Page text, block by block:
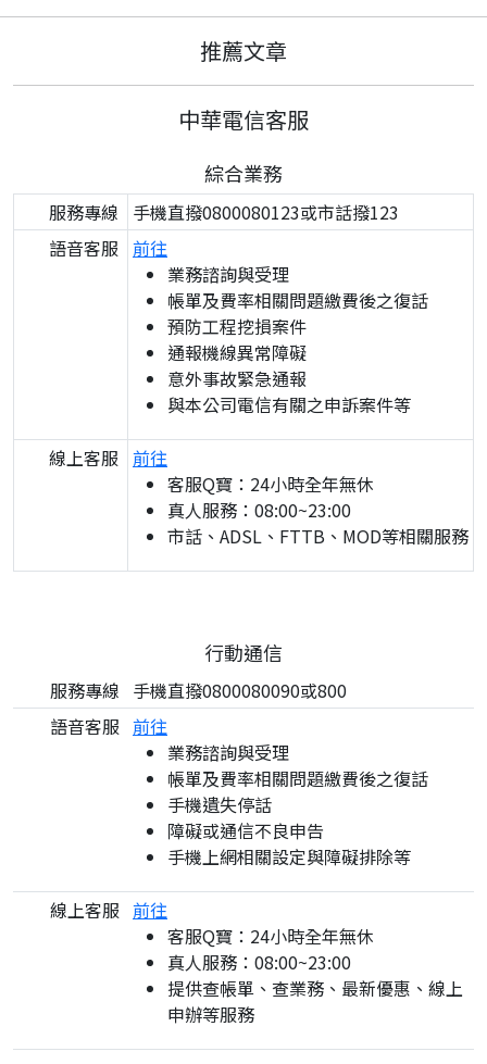
推薦文章
中華電信客服
綜合業務
服務專線
手機直撥0800080123或市話撥123
語音客服 前往
業務諮詢與受理
帳單及費率相關問題繳費後之復話
預防工程挖損案件
通報機線異常障礙
意外事故緊急通報
與本公司電信有關之申訴案件等
線上客服 前往
客服Q寶：24小時全年無休
真人服務：08:00~23:00
市話、ADSL、FTTB、MOD等相關服務
行動通信
服務專線 手機直撥0800080090或800
語音客服 前往
業務諮詢與受理
帳單及費率相關問題繳費後之復話
手機遺失停話
障礙或通信不良申告
手機上網相關設定與障礙排除等
線上客服 前往
客服Q寶：24小時全年無休
真人服務：08:00~23:00
提供查帳單、查業務、最新優惠、線上
申辦等服務